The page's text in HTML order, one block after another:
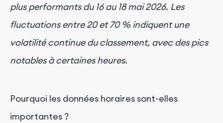
plus performants du 16 au 18 mai 2026. Les
fluctuations entre 20 et 70 % indiquent une
volatilité continue du classement, avec des pics
notables à certaines heures.
Pourquoi les données horaires sont-elles
importantes ?